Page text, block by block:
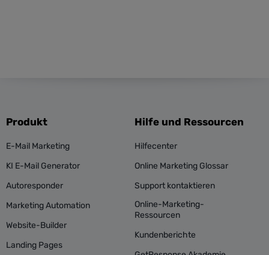
Produkt
E-Mail Marketing
KI E-Mail Generator
Autoresponder
Marketing Automation
Website-Builder
Landing Pages
Hilfe und Ressourcen
Hilfecenter
Online Marketing Glossar
Support kontaktieren
Online-Marketing-
Ressourcen
Kundenberichte